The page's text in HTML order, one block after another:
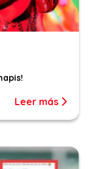
Leer más